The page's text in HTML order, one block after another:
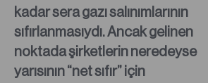
kadar sera gazı salınımlarının
sıfırlanmasıydı. Ancak gelinen
noktada şirketlerin neredeyse
yarısının “net sıfır” için